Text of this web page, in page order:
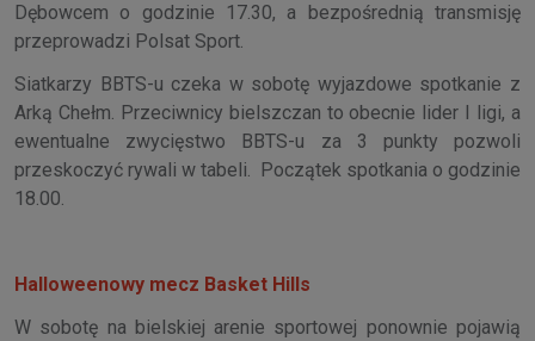
Dębowcem o godzinie 17.30, a bezpośrednią transmisję
przeprowadzi Polsat Sport.
Siatkarzy BBTS-u czeka w sobotę wyjazdowe spotkanie z
Arką Chełm. Przeciwnicy bielszczan to obecnie lider I ligi, a
ewentualne zwycięstwo BBTS-u za 3 punkty pozwoli
przeskoczyć rywali w tabeli. Początek spotkania o godzinie
18.00.
Halloweenowy mecz Basket Hills
W sobotę na bielskiej arenie sportowej ponownie pojawią